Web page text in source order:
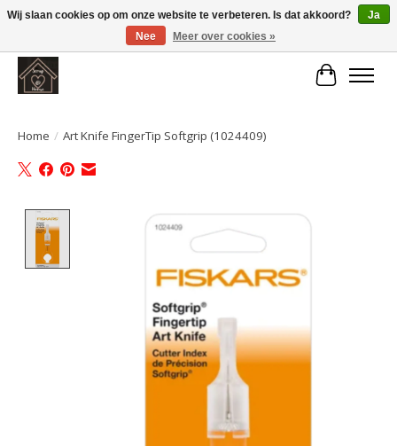
Large selection of products and fast shipping!
Home / Art Knife FingerTip Softgrip (1024409)
Product image slideshow Items
Wij slaan cookies op om onze website te verbeteren. Is dat akkoord?
Ja
Nee
Meer over cookies »